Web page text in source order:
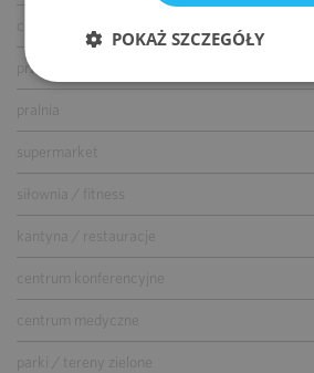
przedszkole
supermarket
siłownia / fitness
kantyna / restauracje
centrum konferencyjne
centrum medyczne
parki / tereny zielone
POKAŻ SZCZEGÓŁY